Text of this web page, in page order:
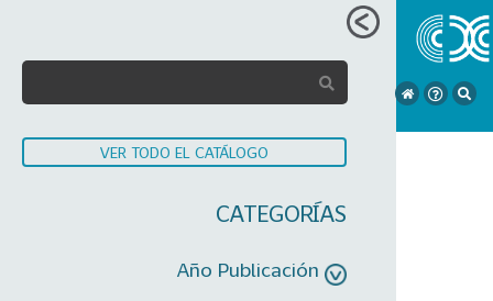
VER TODO EL CATÁLOGO
CATEGORÍAS
Año Publicación